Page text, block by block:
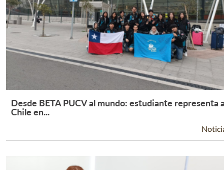
Leer Más +
Desde BETA PUCV al mundo: estudiante representa
Chile en...